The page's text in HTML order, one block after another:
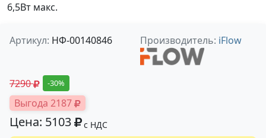
6,5Вт макс.
Артикул: НФ-00140846 Производитель: iFlow
7290 -30%
Выгода 2187
Цена: 5103 с НДС